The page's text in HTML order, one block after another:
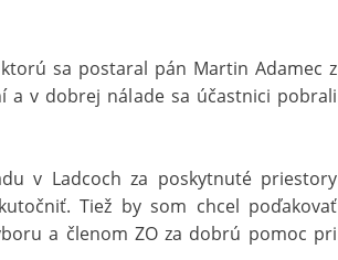
sa postaral pán Martin Adamec z
a v dobrej nálade sa účastnici pobrali
v Ladcoch za poskytnuté priestory
Tiež by som chcel poďakovať
a členom ZO za dobrú pomoc pri